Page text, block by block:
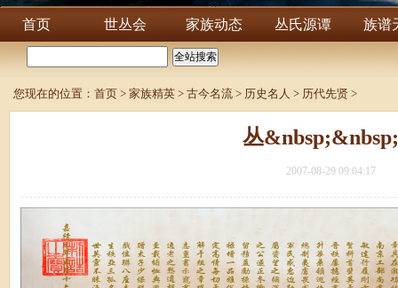
首页 世丛会 家族动态 丛氏源谭 族谱
您现在的位置： 首页 > 家族精英 > 古今名流 > 历史名人 > 历代先贤 >
丛
2007-08-29 09:04:17